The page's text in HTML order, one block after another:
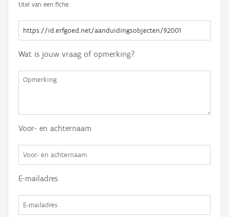
titel van een fiche.
Wat is jouw vraag of opmerking?
Voor- en achternaam
E-mailadres